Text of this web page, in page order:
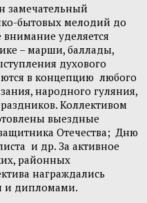
замечательный
бытовых мелодий до
уделяется
– марши, баллады,
духового
в концепцию любого
народного гуляния,
Коллективом
выездные
Отечества; Дню
и др. За активное
районных
награждались
и дипломами.